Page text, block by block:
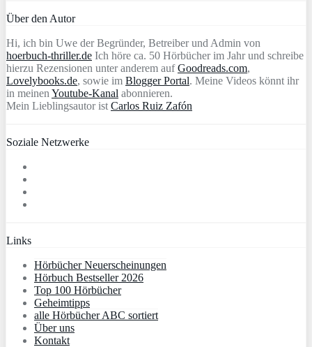
Über den Autor
Hi, ich bin Uwe der Begründer, Betreiber und Admin von
hoerbuch-thriller.de Ich höre ca. 50 Hörbücher im Jahr und schreibe
hierzu Rezensionen unter anderem aufGoodreads.com,
Lovelybooks.de, sowie im Blogger Portal. Meine Videos könnt ihr
in meinen Youtube-Kanal abonnieren.
Mein Lieblingsautor ist Carlos Ruiz Zafón
Soziale Netzwerke
Links
Hörbücher Neuerscheinungen
Hörbuch Bestseller 2026
Top 100 Hörbücher
Geheimtipps
alle Hörbücher ABC sortiert
Über uns
Kontakt